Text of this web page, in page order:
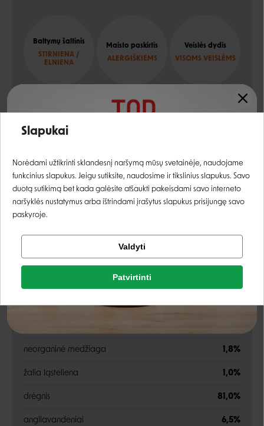
Rašyti atsiliepimą
Baltymų šaltinis
STIRNIENA /
ELNIENA
Maisto paskirtis
ALERGIŠKIEMS
Veislės dydis
VISOMS VEISLĖMS
Sudėtis
stirniena, ryžiai, žuvų taukai, mineralai, saulėgražų
aliejus, alyvuogių aliejus
Energetinė vertė:
žali baltymai 6,2%
neorganinė medžiaga 1,8%
žalia ląsteliena 1,0%
drėgnis 81,0%
angliavandeniai 6,5%
Rašyti atsiliepimą
Registruotis
Facebook
Negalite prisijungti prie paskyros?
Slapukai
Norėdami užtikrinti sklandesnį naršymą mūsų svetainėje, naudojame
funkcinius slapukus. Jeigu sutiksite, naudosime ir tikslinius slapukus. Savo
duotą sutikimą bet kada galėsite atšaukti pakeisdami savo interneto
naršyklės nustatymus arba ištrindami įrašytus slapukus prisijungę savo
paskyroje.
Valdyti
Patvirtinti